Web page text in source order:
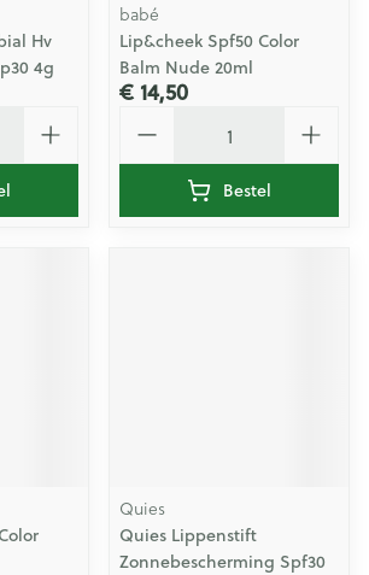
Hv
4g
babé
Lip&cheek Spf50 Color
Balm Nude 20ml
€ 14,50
Bestel
Quies
Quies Lippenstift
Zonnebescherming Spf30